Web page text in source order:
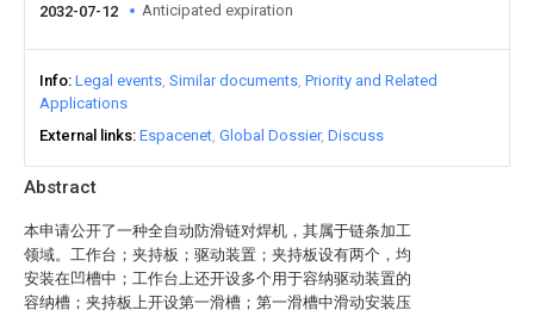
Abstract
本申请公开了一种全自动防滑链对焊机，其属于链条加工
领域。工作台；夹持板；驱动装置；夹持板设有两个，均
安装在凹槽中；工作台上还开设多个用于容纳驱动装置的
容纳槽；夹持板上开设第一滑槽；第一滑槽中滑动安装压
2032-07-12 Anticipated expiration
Info Legal events Similar documents Priority and Related
Applications
External links Espacenet Global Dossier Discuss